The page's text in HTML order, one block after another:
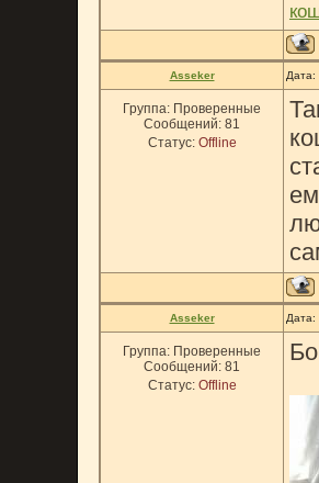
Asseker
Группа: Проверенные
Сообщений: 81
Статус: Offline
Asseker Дата:
Группа: Проверенные
Сообщений: 81
Статус: Offline